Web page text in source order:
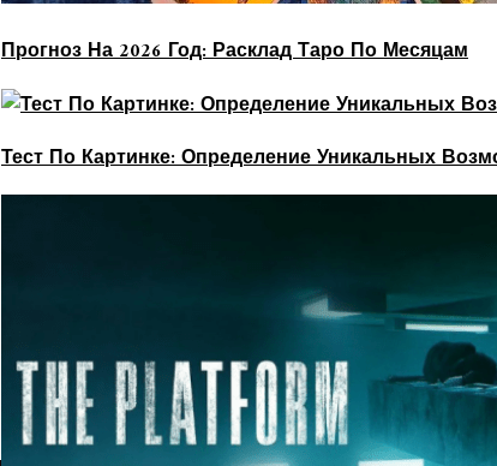
Прогноз На 2026 Год: Расклад Таро По Месяцам
Тест По Картинке: Определение Уникальных